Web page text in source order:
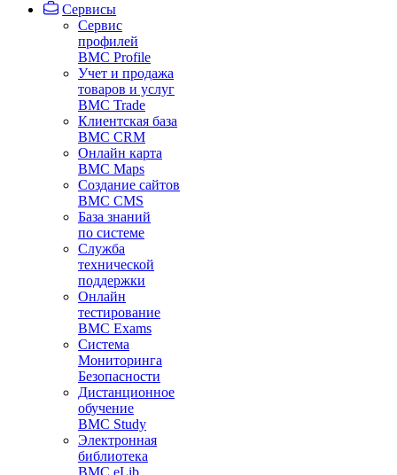
Сервисы
Сервис
профилей
BMC Profile
Учет и продажа
товаров и услуг
BMC Trade
Клиентская база
BMC CRM
Онлайн карта
BMC Maps
Создание сайтов
BMC CMS
База знаний
по системе
Служба
технической
поддержки
Онлайн
тестирование
BMC Exams
Система
Мониторинга
Безопасности
Дистанционное
обучение
BMC Study
Электронная
библиотека
BMC eLib